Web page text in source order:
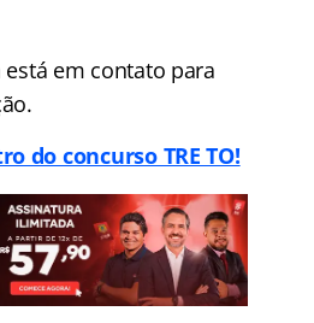
em contato para
do concurso TRE TO!